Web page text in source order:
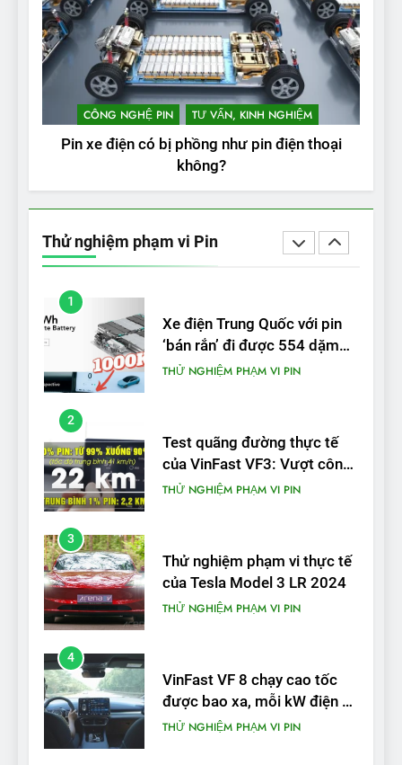
CÔNG NGHỆ PIN TƯ VẤN, KINH NGHIỆM
Pin xe điện có bị phồng như pin điện thoại
không?
Thử nghiệm phạm vi Pin
THỬ NGHIỆM PHẠM VI PIN
VinFast VF 8 chạy cao tốc
được bao xa, mỗi kW điện đi
được bao nhiêu km?
THỬ NGHIỆM PHẠM VI PIN
VinFast VF 5 di chuyển được
bao nhiêu km sau mỗi lần
sạc đầy?
THỬ NGHIỆM PHẠM VI PIN
1
Xe điện Trung Quốc với pin
‘bán rắn’ đi được 554 dặm
trong bài kiểm tra phạm vi
THỬ NGHIỆM PHẠM VI PIN
2
Test quãng đường thực tế
của VinFast VF3: Vượt công
bố từ nhà sản xuất
THỬ NGHIỆM PHẠM VI PIN
3
Thử nghiệm phạm vi thực tế
của Tesla Model 3 LR 2024
THỬ NGHIỆM PHẠM VI PIN
4
VinFast VF 8 chạy cao tốc
được bao xa, mỗi kW điện đi
được bao nhiêu km?
THỬ NGHIỆM PHẠM VI PIN